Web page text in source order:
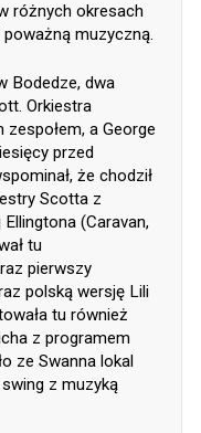
różnych okresach
muzyczną.
Bodedze, dwa
Orkiestra
zespołem, a George
przed
że chodził
Scotta z
(Caravan,
tu
pierwszy
polską wersję Lili
tu również
z programem
ze Swanna lokal
z muzyką